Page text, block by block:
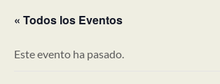
« Todos los Eventos
Este evento ha pasado.